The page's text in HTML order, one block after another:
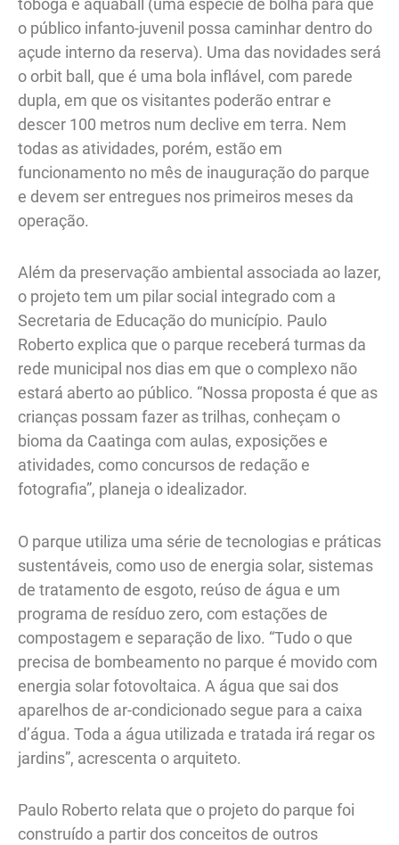
o público infanto-juvenil possa caminhar dentro do
açude interno da reserva). Uma das novidades será
o orbit ball, que é uma bola inflável, com parede
dupla, em que os visitantes poderão entrar e
descer 100 metros num declive em terra. Nem
todas as atividades, porém, estão em
funcionamento no mês de inauguração do parque
e devem ser entregues nos primeiros meses da
operação.
Além da preservação ambiental associada ao lazer,
o projeto tem um pilar social integrado com a
Secretaria de Educação do município. Paulo
Roberto explica que o parque receberá turmas da
rede municipal nos dias em que o complexo não
estará aberto ao público. “Nossa proposta é que as
crianças possam fazer as trilhas, conheçam o
bioma da Caatinga com aulas, exposições e
atividades, como concursos de redação e
fotografia”, planeja o idealizador.
O parque utiliza uma série de tecnologias e práticas
sustentáveis, como uso de energia solar, sistemas
de tratamento de esgoto, reúso de água e um
programa de resíduo zero, com estações de
compostagem e separação de lixo. “Tudo o que
precisa de bombeamento no parque é movido com
energia solar fotovoltaica. A água que sai dos
aparelhos de ar-condicionado segue para a caixa
d’água. Toda a água utilizada e tratada irá regar os
jardins”, acrescenta o arquiteto.
Paulo Roberto relata que o projeto do parque foi
construído a partir dos conceitos de outros